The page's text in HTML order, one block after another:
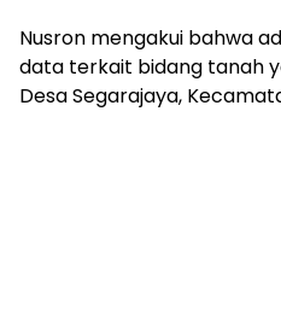
Nusron mengakui bahwa
data terkait bidang tanah
Desa Segarajaya,